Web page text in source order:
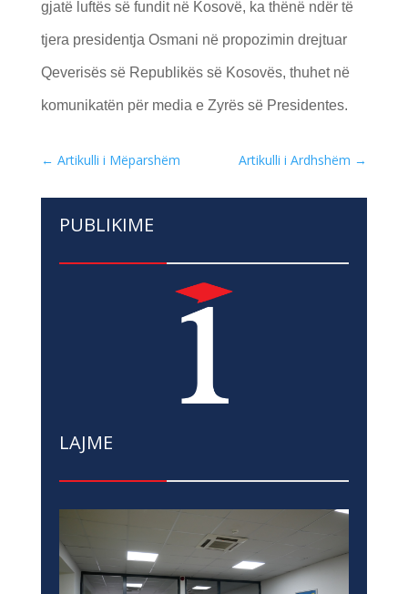
gjatë luftës së fundit në Kosovë, ka thënë ndër të
tjera presidentja Osmani në propozimin drejtuar
Qeverisës së Republikës së Kosovës, thuhet në
komunikatën për media e Zyrës së Presidentes.
← Artikulli i Mëparshëm Artikulli i Ardhshëm →
PUBLIKIME
LAJME